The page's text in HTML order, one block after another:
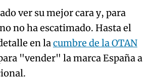
ver su mejor cara y, para
no ha escatimado. Hasta el
en lacumbre de la OTAN
"vender" la marca España a